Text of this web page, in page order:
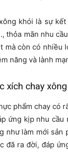
khói là sự
thỏa mãn nhu
mà còn có
năng và lành
xích chay
phẩm chay có
ứng kịp nhu
như làm mới sản
đã ra đời, đáp